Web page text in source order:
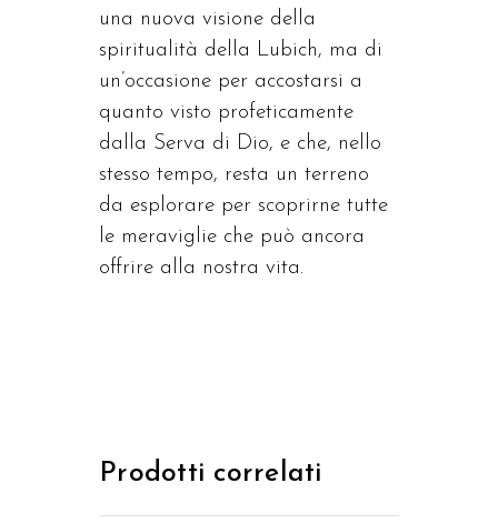
una nuova visione della
spiritualità della Lubich, ma di
un’occasione per accostarsi a
quanto visto profeticamente
dalla Serva di Dio, e che, nello
stesso tempo, resta un terreno
da esplorare per scoprirne tutte
le meraviglie che può ancora
offrire alla nostra vita.
Prodotti correlati